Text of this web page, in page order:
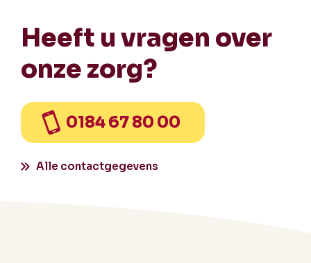
Heeft u vragen over
onze zorg?
0184 67 80 00
Alle contactgegevens